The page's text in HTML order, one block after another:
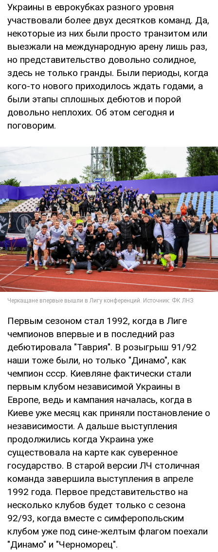
Украины в еврокубках разного уровня
участвовали более двух десятков команд. Да,
некоторые из них были просто транзитом или
выезжали на международную арену лишь раз,
но представительство довольно солидное,
здесь не только гранды. Были периоды, когда
кого-то нового приходилось ждать годами, а
были этапы сплошных дебютов и порой
довольно неплохих. Об этом сегодня и
поговорим.
Первым сезоном стал 1992, когда в Лиге
чемпионов впервые и в последний раз
дебютировала "Таврия". В розыгрыш 91/92
наши тоже были, но только "Динамо", как
чемпион ссср. Киевляне фактически стали
первым клубом независимой Украины в
Европе, ведь и кампания началась, когда в
Киеве уже месяц как приняли постановление о
независимости. А дальше выступления
продолжились когда Украина уже
существовала на карте как суверенное
государство. В старой версии ЛЧ столичная
команда завершила выступления в апреле
1992 года. Первое представительство на
несколько клубов будет только с сезона
92/93, когда вместе с симферопольским
клубом уже под сине-желтым флагом поехали
"Динамо" и "Черноморец".